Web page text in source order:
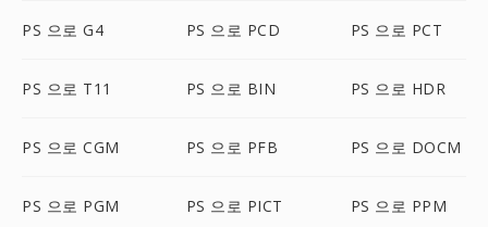
PS 으로 G4 PS 으로 PCD PS 으로 PCT
PS 으로 T11 PS 으로 BIN PS 으로 HDR
PS 으로 CGM PS 으로 PFB PS 으로 DOCM
PS 으로 PGM PS 으로 PICT PS 으로 PPM